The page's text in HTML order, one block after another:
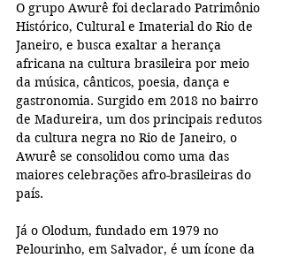
O grupo Awurê foi declarado Patrimônio
Histórico, Cultural e Imaterial do Rio de
Janeiro, e busca exaltar a herança
africana na cultura brasileira por meio
da música, cânticos, poesia, dança e
gastronomia. Surgido em 2018 no bairro
de Madureira, um dos principais redutos
da cultura negra no Rio de Janeiro, o
Awurê se consolidou como uma das
maiores celebrações afro-brasileiras do
país.
Já o Olodum, fundado em 1979 no
Pelourinho, em Salvador, é um ícone da